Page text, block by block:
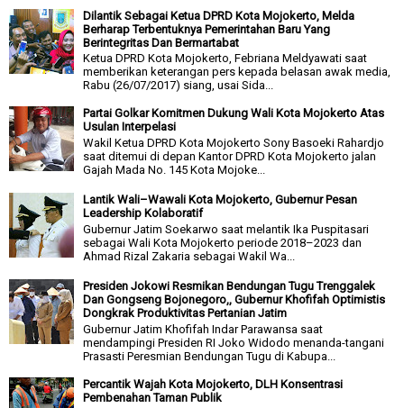
Dilantik Sebagai Ketua DPRD Kota Mojokerto, Melda
Berharap Terbentuknya Pemerintahan Baru Yang
Berintegritas Dan Bermartabat
Ketua DPRD Kota Mojokerto, Febriana Meldyawati saat
memberikan keterangan pers kepada belasan awak media,
Rabu (26/07/2017) siang, usai Sida...
Partai Golkar Komitmen Dukung Wali Kota Mojokerto Atas
Usulan Interpelasi
Wakil Ketua DPRD Kota Mojokerto Sony Basoeki Rahardjo
saat ditemui di depan Kantor DPRD Kota Mojokerto jalan
Gajah Mada No. 145 Kota Mojoke...
Lantik Wali–Wawali Kota Mojokerto, Gubernur Pesan
Leadership Kolaboratif
Gubernur Jatim Soekarwo saat melantik Ika Puspitasari
sebagai Wali Kota Mojokerto periode 2018–2023 dan
Ahmad Rizal Zakaria sebagai Wakil Wa...
Presiden Jokowi Resmikan Bendungan Tugu Trenggalek
Dan Gongseng Bojonegoro,, Gubernur Khofifah Optimistis
Dongkrak Produktivitas Pertanian Jatim
Gubernur Jatim Khofifah Indar Parawansa saat
mendampingi Presiden RI Joko Widodo menanda-tangani
Prasasti Peresmian Bendungan Tugu di Kabupa...
Percantik Wajah Kota Mojokerto, DLH Konsentrasi
Pembenahan Taman Publik